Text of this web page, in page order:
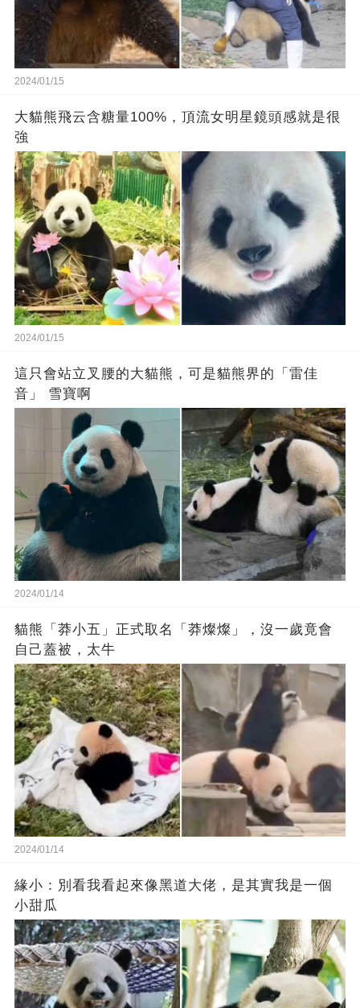
2024/01/15
大貓熊飛云含糖量100%，頂流女明星鏡頭感就是很
強
2024/01/15
這只會站立叉腰的大貓熊，可是貓熊界的「雷佳
音」 雪寶啊
2024/01/14
貓熊「莽小五」正式取名「莽燦燦」，沒一歲竟會
自己蓋被，太牛
2024/01/14
緣小：別看我看起來‬像‬黑道‬大佬‬，是其實我是一個
小甜瓜‬